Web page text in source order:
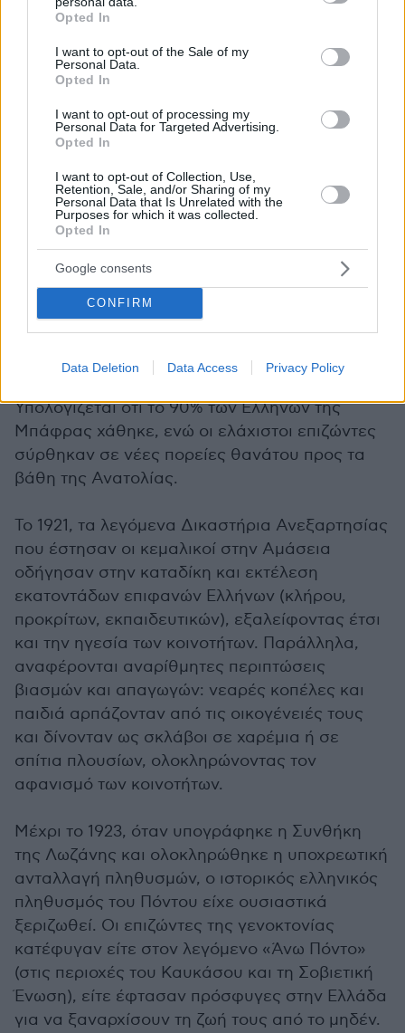
grant or deny consent to Google and its third-party tags to
use your data for below specified purposes in below Google
consent section.
Opted In
I want to opt-out of the Sale of my
Personal Data.
Opted In
I want to opt-out of processing my
Personal Data for Targeted Advertising.
Opted In
I want to opt-out of Collection, Use,
Retention, Sale, and/or Sharing of my
Personal Data that Is Unrelated with the
Purposes for which it was collected.
Opted In
Google consents
CONFIRM
Data Deletion Data Access Privacy Policy
να «εκκαθαρίσει» την ύπαιθρο του Πόντου από
τους χριστιανούς.
Ακολούθησε όργιο βίας: η Σαμψούντα
ελληνικά χωριά της περιοχής λεηλατήθηκαν και
καταστράφηκαν, με τους κατοίκους είτε να
σφαγιάζονται επί τόπου είτε να εκτοπίζονται
προς το εσωτερικό.
Τους επόμενους μήνες διαπράχθηκαν μερικές
από τις πιο φρικτές θηριωδίες. Στην επαρχία
της Μπάφρας, το 1920, περίπου 6.000 Έλληνες
που είχαν συγκεντρωθεί σε εκκλησίες για
προστασία εξοντώθηκαν μαζικά – οι
περισσότεροι κάηκαν ζωντανοί όταν οι
Υπολογίζεται ότι το 90% των Ελλήνων της
Μπάφρας χάθηκε, ενώ οι ελάχιστοι επιζώντες
σύρθηκαν σε νέες πορείες θανάτου προς τα
βάθη της Ανατολίας.
Το 1921, τα λεγόμενα Δικαστήρια Ανεξαρτησίας
που έστησαν οι κεμαλικοί στην Αμάσεια
οδήγησαν στην καταδίκη και εκτέλεση
εκατοντάδων επιφανών Ελλήνων (κλήρου,
προκρίτων, εκπαιδευτικών), εξαλείφοντας έτσι
και την ηγεσία των κοινοτήτων. Παράλληλα,
αναφέρονται αναρίθμητες περιπτώσεις
βιασμών και απαγωγών: νεαρές κοπέλες και
παιδιά αρπάζονταν από τις οικογένειές τους
και δίνονταν ως σκλάβοι σε χαρέμια ή σε
σπίτια πλουσίων, ολοκληρώνοντας τον
αφανισμό των κοινοτήτων.
Μέχρι το 1923, όταν υπογράφηκε η Συνθήκη
της Λωζάνης και ολοκληρώθηκε η υποχρεωτική
ανταλλαγή πληθυσμών, ο ιστορικός ελληνικός
πληθυσμός του Πόντου είχε ουσιαστικά
ξεριζωθεί. Οι επιζώντες της γενοκτονίας
κατέφυγαν είτε στον λεγόμενο «Άνω Πόντο»
(στις περιοχές του Καυκάσου και τη Σοβιετική
Ένωση), είτε έφτασαν πρόσφυγες στην Ελλάδα
για να ξαναρχίσουν τη ζωή τους από το μηδέν.